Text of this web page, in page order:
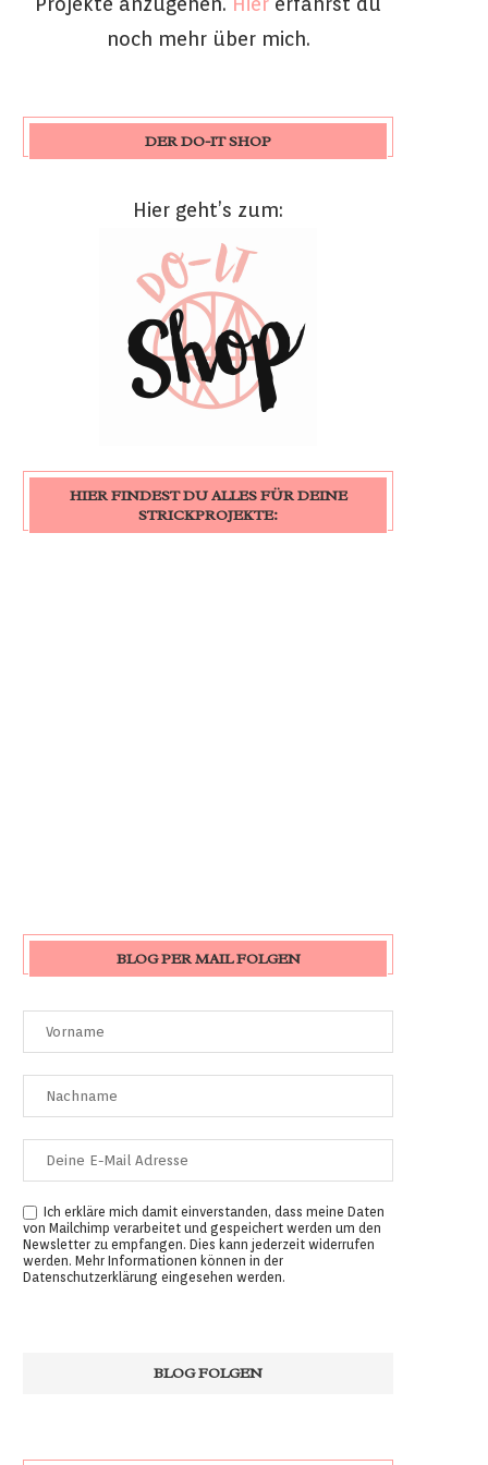
noch mehr über mich.
DER DO-IT SHOP
Hier geht’s zum:
HIER FINDEST DU ALLES FÜR DEINE
STRICKPROJEKTE:
BLOG PER MAIL FOLGEN
Ich erkläre mich damit einverstanden, dass meine Daten
von Mailchimp verarbeitet und gespeichert werden um den
Newsletter zu empfangen. Dies kann jederzeit widerrufen
werden. Mehr Informationen können in der
Datenschutzerklärung eingesehen werden.